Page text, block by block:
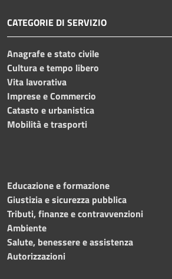
CATEGORIE DI SERVIZIO
Anagrafe e stato civile
Cultura e tempo libero
Vita lavorativa
Imprese e Commercio
Catasto e urbanistica
Mobilità e trasporti
Educazione e formazione
Giustizia e sicurezza pubblica
Tributi, finanze e contravvenzioni
Ambiente
Salute, benessere e assistenza
Autorizzazioni